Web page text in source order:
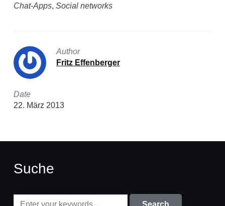
Chat-Apps, Social networks
Author
Fritz Effenberger
Date
22. März 2013
Suche